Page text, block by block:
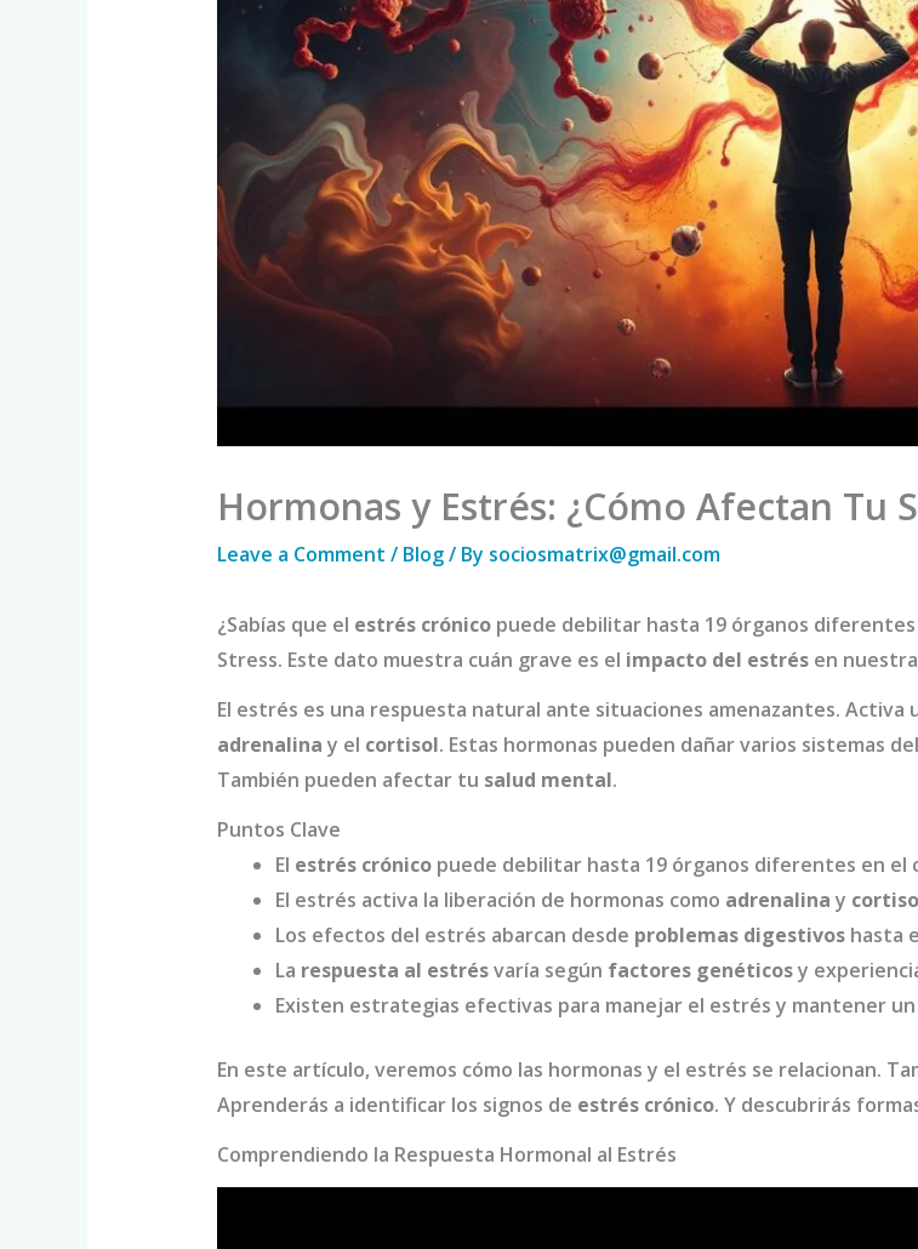
Hormonas y Estrés: ¿Cómo Afectan Tu
Leave a Comment / Blog/ By sociosmatrix@gmail.com
¿Sabías que el estrés crónicopuede debilitar hasta 19 órganos
Stress. Este dato muestra cuán grave es el impacto del estrésen nuestra
El estrés es una respuesta natural ante situaciones amenazantes. Activa
adrenalina y el cortisol. Estas hormonas pueden dañar varios sistemas
También pueden afectar tu salud mental.
Puntos Clave
El estrés crónicopuede debilitar hasta 19 órganos diferentes en el
El estrés activa la liberación de hormonas como adrenalina y
Los efectos del estrés abarcan desde problemas digestivoshasta
La respuesta al estrésvaría según factores genéticosy
Existen estrategias efectivas para manejar el estrés y mantener un
En este artículo, veremos cómo las hormonas y el estrés se relacionan.
Aprenderás a identificar los signos de estrés crónico. Y descubrirás
Comprendiendo la Respuesta Hormonal al Estrés